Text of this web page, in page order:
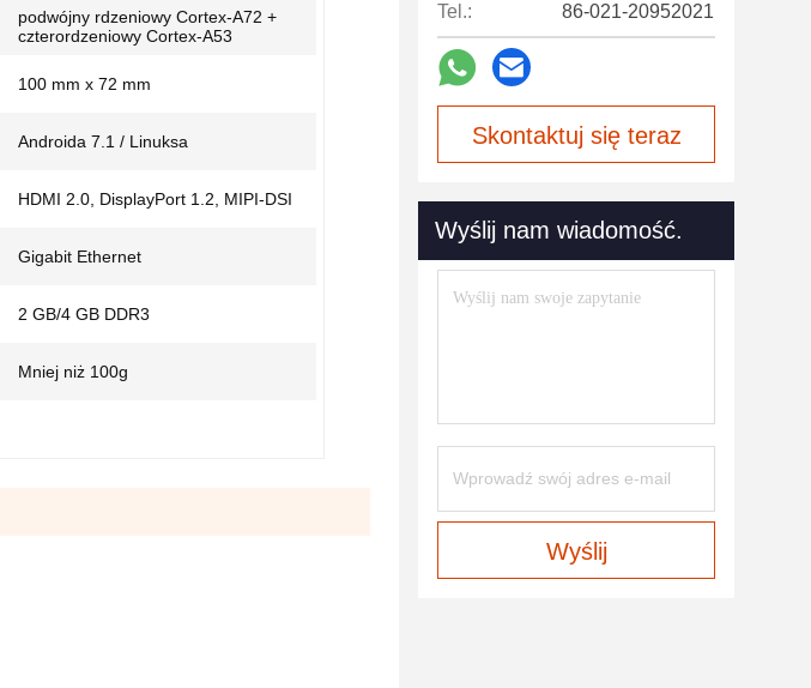
podwójny rdzeniowy Cortex-A72 +
czterordzeniowy Cortex-A53
100 mm x 72 mm
Androida 7.1 / Linuksa
HDMI 2.0, DisplayPort 1.2, MIPI-DSI
Gigabit Ethernet
2 GB/4 GB DDR3
Mniej niż 100g
Tel.: 86-021-20952021
Skontaktuj się teraz
Wyślij nam wiadomość.
Wyślij